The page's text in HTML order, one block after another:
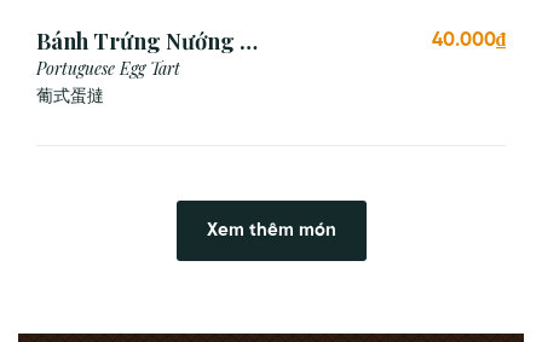
Bánh Trứng Nướng Bồ
Đào Nha (2 Cái)
Portuguese Egg Tart
葡式蛋撻
40.000₫
Xem thêm món